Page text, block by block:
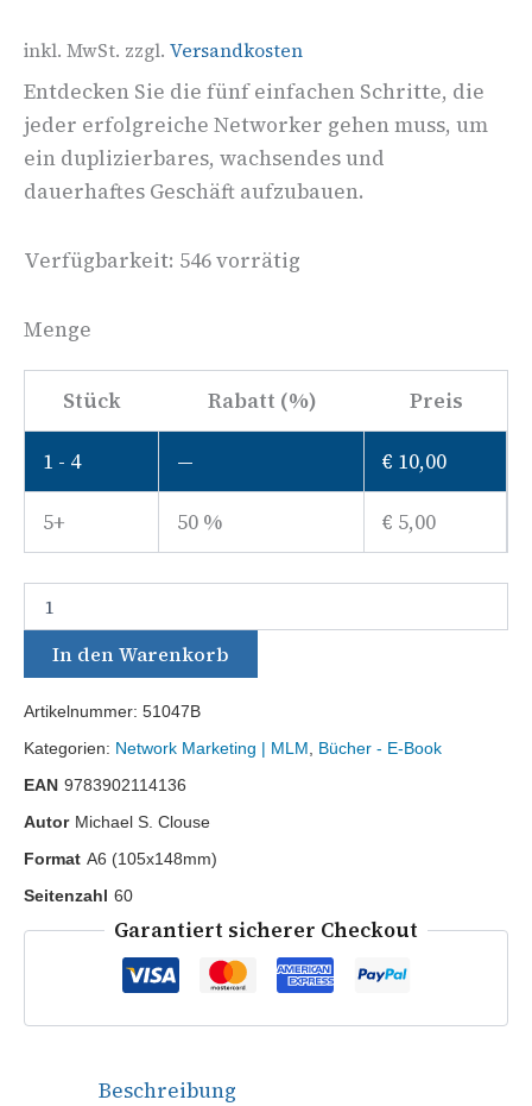
inkl. MwSt. zzgl. Versandkosten
Entdecken Sie die fünf einfachen Schritte, die
jeder erfolgreiche Networker gehen muss, um
ein duplizierbares, wachsendes und
dauerhaftes Geschäft aufzubauen.
Verfügbarkeit: 546 vorrätig
Menge
Stück Rabatt (%) Preis
1 - 4 — € 10,00
5+ 50 % € 5,00
In den Warenkorb
Artikelnummer: 51047B
Kategorien: Network Marketing | MLM
Bücher - E-Book
EAN 9783902114136
Autor Michael S. Clouse
Format A6 (105x148mm)
Seitenzahl 60
Garantiert sicherer Checkout
Beschreibung